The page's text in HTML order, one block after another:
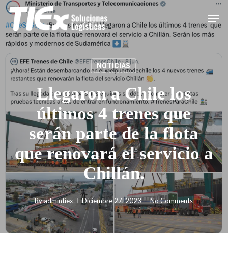
Skip
main
content
NOTICIAS
Llegaron a Chile los
últimos 4 trenes que
serán parte de la flota
que renovará el servicio a
Chillán.
Byadmintiex Diciembre 27, 2023 No Comments
Menu